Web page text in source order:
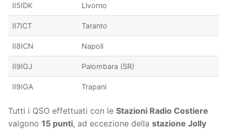
II5IDK Livorno
II7ICT Taranto
II8ICN Napoli
II9IGJ Palombara (SR)
II9IGA Trapani
Tutti i QSO effettuati con le Stazioni Radio Costiere
valgono 15 punti, ad eccezione della stazione Jolly